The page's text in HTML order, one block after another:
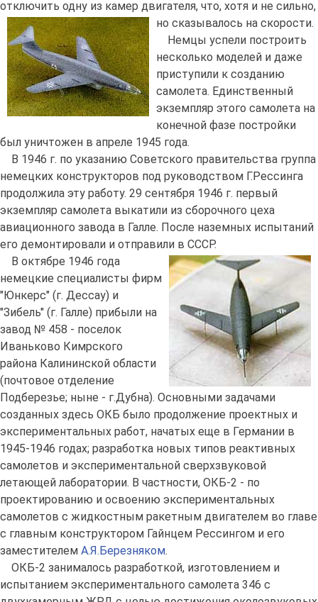
отключить одну из камер двигателя, что, хотя и не сильно,
но сказывалось на скорости.
Немцы успели построить
несколько моделей и даже
приступили к созданию
самолета. Единственный
экземпляр этого самолета на
конечной фазе постройки
был уничтожен в апреле 1945 года.
В 1946 г. по указанию Советского правительства группа
немецких конструкторов под руководством Г.Рессинга
продолжила эту работу. 29 сентября 1946 г. первый
экземпляр самолета выкатили из сборочного цеха
авиационного завода в Галле. После наземных испытаний
его демонтировали и отправили в СССР.
В октябре 1946 года
немецкие специалисты фирм
"Юнкерс" (г. Дессау) и
"Зибель" (г. Галле) прибыли на
завод № 458 - поселок
Иваньково Кимрского
района Калининской области
(почтовое отделение
Подберезье; ныне - г.Дубна). Основными задачами
созданных здесь ОКБ было продолжение проектных и
экспериментальных работ, начатых еще в Германии в
1945-1946 годах; разработка новых типов реактивных
самолетов и экспериментальной сверхзвуковой
летающей лаборатории. В частности, ОКБ-2 - по
проектированию и освоению экспериментальных
самолетов с жидкостным ракетным двигателем во главе
с главным конструктором Гайнцем Рессингом и его
заместителем А.Я.Березняком.
ОКБ-2 занималось разработкой, изготовлением и
испытанием экспериментального самолета 346 с